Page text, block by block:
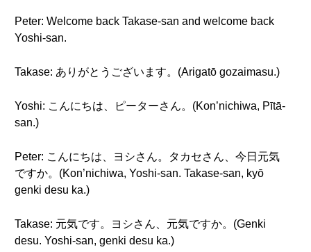
Peter: Welcome back Takase-san and welcome back
Yoshi-san.
Takase: ありがとうございます。(Arigatō gozaimasu.)
Yoshi: こんにちは、ピーターさん。(Kon’nichiwa, Pītā-
san.)
Peter: こんにちは、ヨシさん。タカセさん、今日元気
ですか。(Kon’nichiwa, Yoshi-san. Takase-san, kyō
genki desu ka.)
Takase: 元気です。ヨシさん、元気ですか。(Genki
desu. Yoshi-san, genki desu ka.)